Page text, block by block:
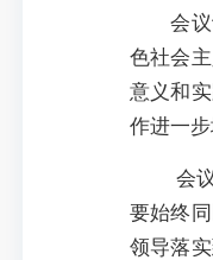
会
色社会
意义和
作进一
会
要始终
领导落